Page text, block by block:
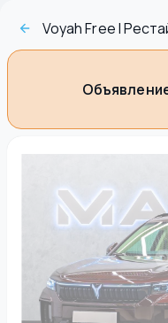
Voyah Free I